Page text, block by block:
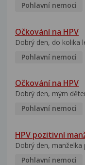
Pohlavní nemoci
Očkování na HPV
Dobrý den, do kolika
Pohlavní nemoci
Očkování na HPV
Dobrý den, mým
Pohlavní nemoci
HPV pozitivní
Dobrý den, manželka
Pohlavní nemoci